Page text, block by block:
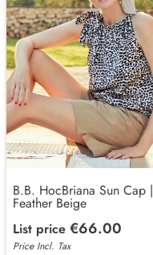
B.B. HocBriana Sun Cap |
Feather Beige
List price €66.00
Price Incl. Tax